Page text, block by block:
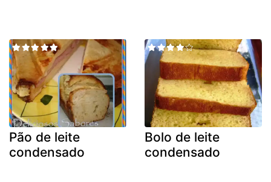
Pão de leite
condensado
Bolo de leite
condensado